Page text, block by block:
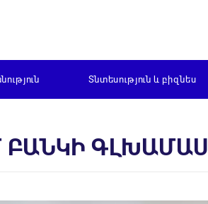
Տնտեսություն և բիզնես
ԲԱՆԿԻ ԳԼԽԱՄԱՍ